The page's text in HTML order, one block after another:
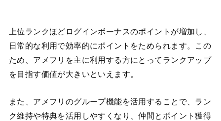
上位ランクほどログインボーナスのポイントが増加し、
日常的な利用で効率的にポイントをためられます。この
ため、アメフリを主に利用する方にとってランクアップ
を目指す価値が大きいといえます。
また、アメフリのグループ機能を活用することで、ラン
ク維持や特典を活用しやすくなり、仲間とポイント獲得